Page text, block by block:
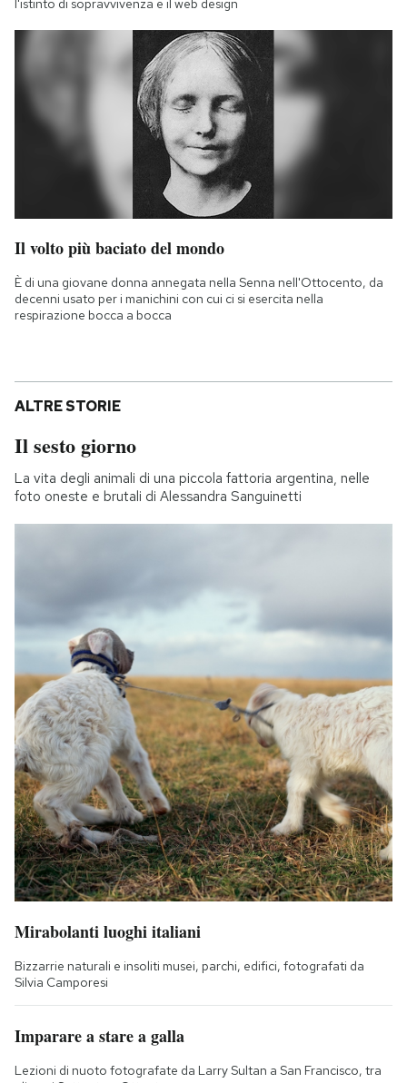
l'istinto di sopravvivenza e il web design
Il volto più baciato del mondo
È di una giovane donna annegata nella Senna nell'Ottocento, da
decenni usato per i manichini con cui ci si esercita nella
respirazione bocca a bocca
ALTRE STORIE
Il sesto giorno
La vita degli animali di una piccola fattoria argentina, nelle
foto oneste e brutali di Alessandra Sanguinetti
Mirabolanti luoghi italiani
Bizzarrie naturali e insoliti musei, parchi, edifici, fotografati da
Silvia Camporesi
Imparare a stare a galla
Lezioni di nuoto fotografate da Larry Sultan a San Francisco, tra